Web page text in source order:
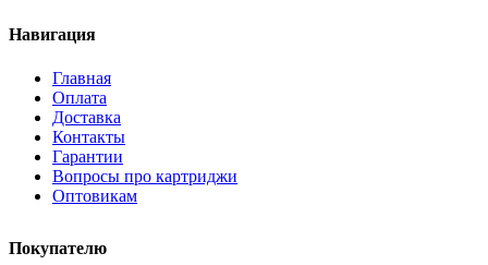
Навигация
Главная
Оплата
Доставка
Контакты
Гарантии
Вопросы про картриджи
Оптовикам
Покупателю